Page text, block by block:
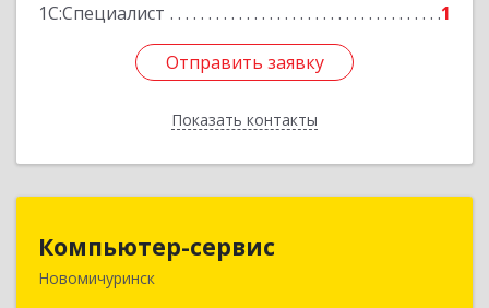
1С:Специалист
1
Отправить заявку
Показать контакты
Отправить заявку
Назад
Компьютер-сервис
Новомичуринск391160, Рязанская обл, Пронский р-н,